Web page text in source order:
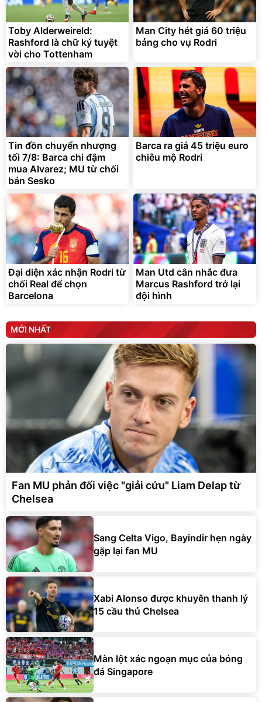
Toby Alderweireld:
Rashford là chữ ký tuyệt
vời cho Tottenham
Man City hét giá 60 triệu
bảng cho vụ Rodri
Tin đồn chuyển nhượng
tối 7/8: Barca chi đậm
mua Alvarez; MU từ chối
bán Sesko
Barca ra giá 45 triệu euro
chiêu mộ Rodri
Đại diện xác nhận Rodri từ
chối Real để chọn
Barcelona
Man Utd cân nhắc đưa
Marcus Rashford trở lại
đội hình
MỚI NHẤT
Fan MU phản đối việc "giải cứu" Liam Delap từ
Chelsea
Sang Celta Vigo, Bayindir hẹn ngày
gặp lại fan MU
Xabi Alonso được khuyên thanh lý
15 cầu thủ Chelsea
Màn lột xác ngoạn mục của bóng
đá Singapore